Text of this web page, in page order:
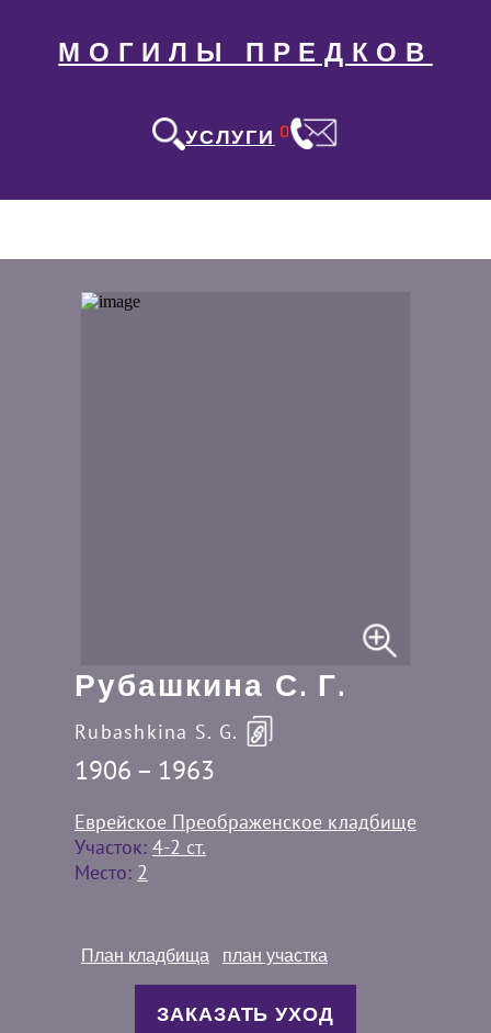
МОГИЛЫ ПРЕДКОВ
УСЛУГИ 0
Рубашкина С. Г.
Rubashkina S. G.
1906 – 1963
Еврейское Преображенское кладбище
Участок: 4-2 ст.
Место: 2
План кладбища план участка
ЗАКАЗАТЬ УХОД